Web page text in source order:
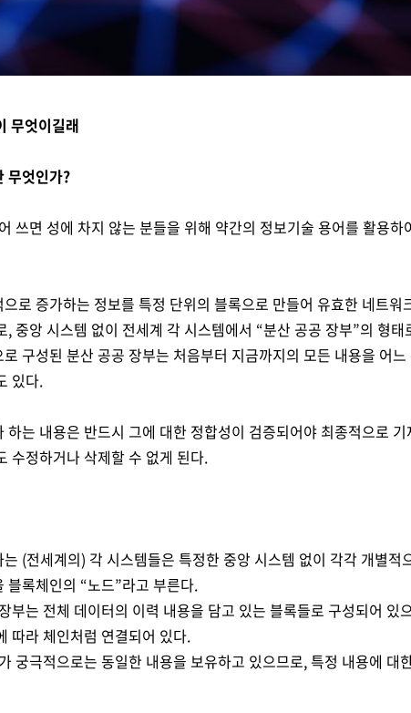
무엇이길래
무엇인가?
쓰면 성에 차지 않는 분들을 위해 약간의 정보기술 용어를 활용하
로 증가하는 정보를 특정 단위의 블록으로 만들어 유효한 네트워
, 중앙 시스템 없이 전세계 각 시스템에서 “분산 공공 장부”의 형태
구성된 분산 공공 장부는 처음부터 지금까지의 모든 내용을 어
있다.
하는 내용은 반드시 그에 대한 정합성이 검증되어야 최종적으로
수정하거나 삭제할 수 없게 된다.
(전세계의) 각 시스템들은 특정한 중앙 시스템 없이 각각 개별적
블록체인의 “노드”라고 부른다.
부는 전체 데이터의 이력 내용을 담고 있는 블록들로 구성되어 있
따라 체인처럼 연결되어 있다.
궁극적으로는 동일한 내용을 보유하고 있으므로, 특정 내용에 대